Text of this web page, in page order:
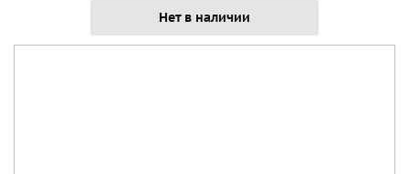
Нет в наличии